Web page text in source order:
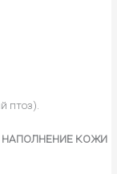
птоз).
КОЖИ